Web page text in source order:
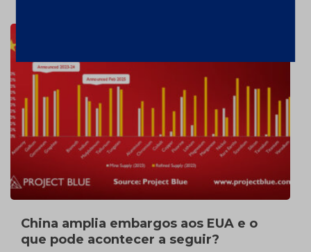
China amplia embargos aos EUA e o
que pode acontecer a seguir?